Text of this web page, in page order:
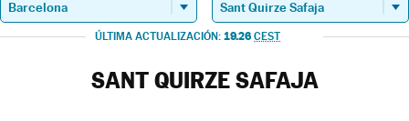
ÚLTIMA ACTUALIZACIÓN: 19.26 CEST
SANT QUIRZE SAFAJA